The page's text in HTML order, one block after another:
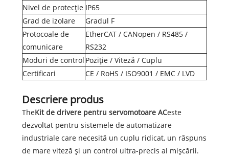
Nivel de protecție IP65
Grad de izolare
Gradul F
Protocoale de
comunicare
EtherCAT / CANopen / RS485 /
RS232
Moduri de control Poziție / Viteză / Cuplu
Certificari
CE / RoHS / ISO9001 / EMC / LVD
Descriere produs
TheKit de drivere pentru servomotoare ACeste
dezvoltat pentru sistemele de automatizare
industriale care necesită un cuplu ridicat, un răspuns
de mare viteză și un control ultra-precis al mișcării.